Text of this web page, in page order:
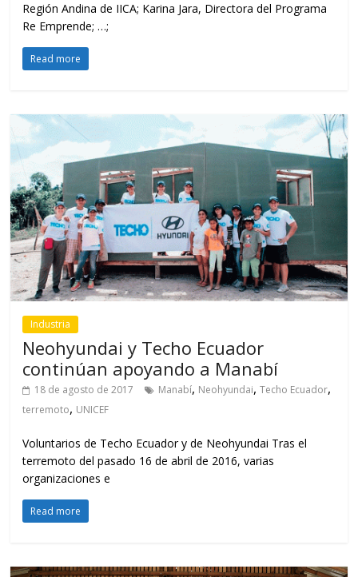
Región Andina de IICA; Karina Jara, Directora del Programa
Re Emprende; …;
Read more
Industria
Neohyundai y Techo Ecuador
continúan apoyando a Manabí
18 de agosto de 2017 Manabí, Neohyundai,Techo Ecuador,
terremoto, UNICEF
Voluntarios de Techo Ecuador y de Neohyundai Tras el
terremoto del pasado 16 de abril de 2016, varias
organizaciones e
Read more